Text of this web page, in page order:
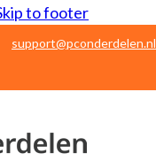
to footer
support@pconderdelen.nl